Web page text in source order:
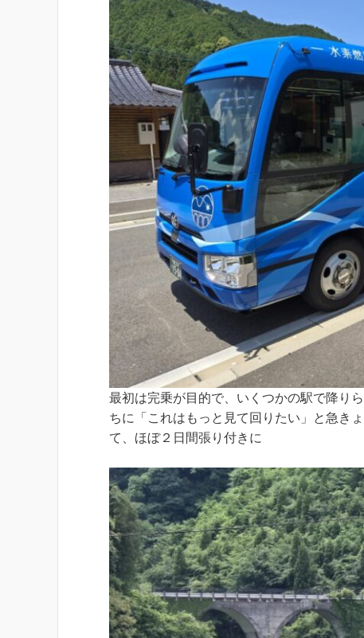
最初は完乗が目的で、いくつかの駅で降り
ちに「これはもっと見て回りたい」と急き
て、ほぼ２日間張り付きに